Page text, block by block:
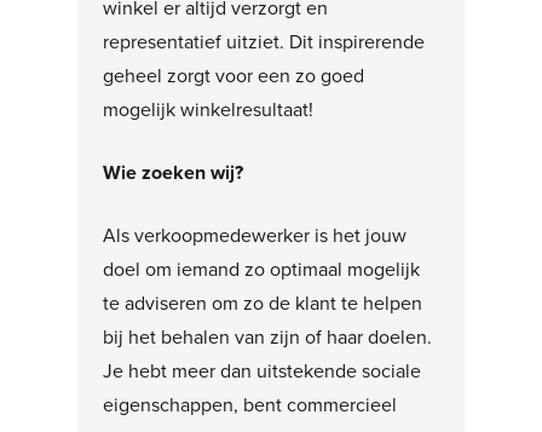
winkel er altijd verzorgt en
representatief uitziet. Dit inspirerende
geheel zorgt voor een zo goed
mogelijk winkelresultaat!
Wie zoeken wij?
Als verkoopmedewerker is het jouw
doel om iemand zo optimaal mogelijk
te adviseren om zo de klant te helpen
bij het behalen van zijn of haar doelen.
Je hebt meer dan uitstekende sociale
eigenschappen, bent commercieel